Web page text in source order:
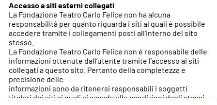
Accesso a siti esterni collegati
La Fondazione Teatro Carlo Felice non ha alcuna
responsabilità per quanto riguarda i siti ai quali è possibile
accedere tramite i collegamenti posti all’interno del sito
stesso.
La Fondazione Teatro Carlo Felice non è responsabile delle
informazioni ottenute dall’utente tramite l’accesso ai siti
collegati a questo sito. Pertanto della completezza e
precisione delle
informazioni sono da ritenersi responsabili i soggetti
titolari dei siti ai quali si accede alle condizioni dagli stessi